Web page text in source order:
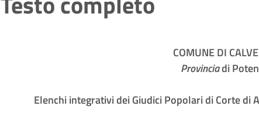
COMUNE DI
Provinciadi
Elenchi integrativi dei Giudici Popolari di Corte di